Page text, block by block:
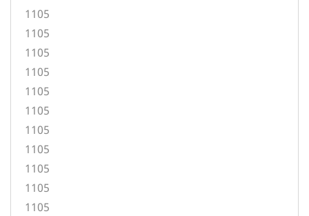
1105
1105
1105
1105
1105
1105
1105
1105
1105
1105
1105